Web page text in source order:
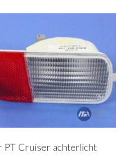
PT Cruiser achterlicht